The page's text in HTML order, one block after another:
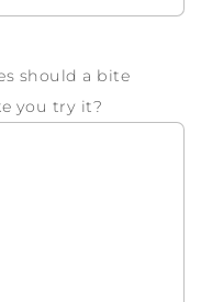
should a bite
you try it?